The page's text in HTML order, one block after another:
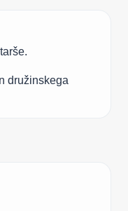
družinskega